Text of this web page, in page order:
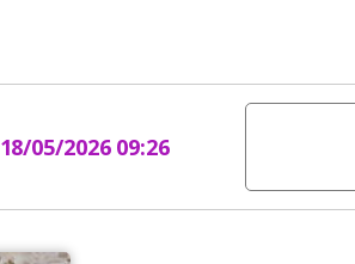
18/05/2026 09:26